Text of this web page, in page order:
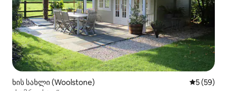
ხის სახლი (Woolstone) საშუალო
5 (59)